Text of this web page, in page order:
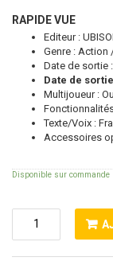
RAPIDE VUE
Editeur :
Genre : Action
Date de sortie
Date de
Multijoueur :
Texte/Voix :
Accessoires
Disponible sur commande
Quantité
De
The